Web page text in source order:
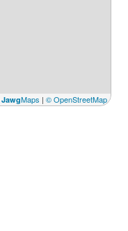
JawgMaps | © OpenStreetMap